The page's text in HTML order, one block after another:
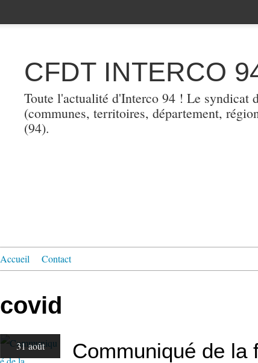
CFDT INTERCO
Toute l'actualité d'Interco 94 ! Le syndicat
(communes, territoires, département,
(94).
Accueil Contact
covid
31 août
Communiqué de la